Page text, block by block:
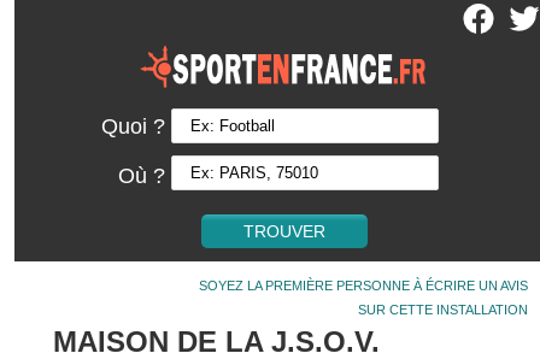
Quoi ?
Où ?
SOYEZ LA PREMIÈRE PERSONNE À ÉCRIRE UN AVIS
SUR CETTE INSTALLATION
MAISON DE LA J.S.O.V.